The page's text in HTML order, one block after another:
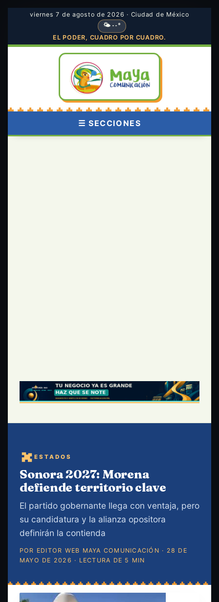
viernes 7 de agosto de 2026 · Ciudad de México
🌤 --°
EL PODER, CUADRO POR CUADRO.
☰ SECCIONES
ESTADOS
Sonora 2027: Morena
defiende territorio clave
El partido gobernante llega con ventaja, pero
su candidatura y la alianza opositora
definirán la contienda
POR EDITOR WEB MAYA COMUNICACIÓN · 28 DE
MAYO DE 2026 · LECTURA DE 5 MIN